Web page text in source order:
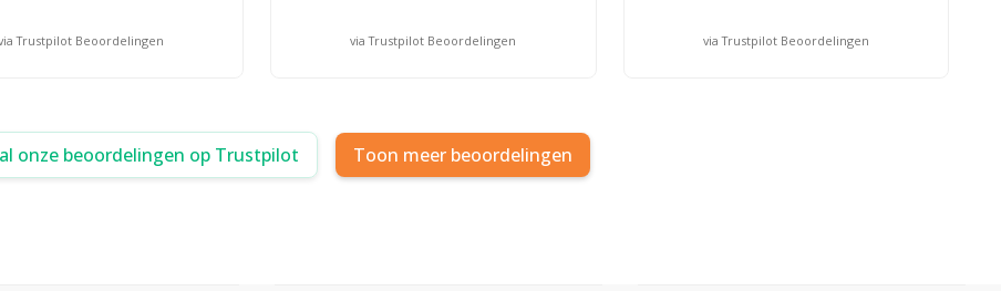
Trustpilot Beoordelingen via Trustpilot Beoordelingen via Trustpilot Beoordelingen
onze beoordelingen op Trustpilot Toon meer beoordelingen